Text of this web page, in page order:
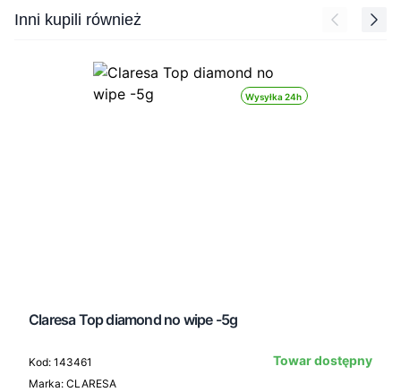
Press to skip carousel
Inni kupili również
Wysyłka 24h
Claresa Top diamond no wipe -5g
Kod: 143461
Marka: CLARESA
Towar dostępny